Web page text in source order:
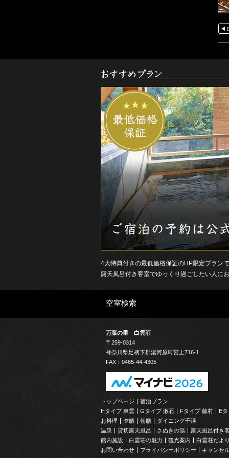
お
す
め
ご
宿
泊
プ
ラ
ン
4大特典付きの最低価格保証のHP限定プラン
露天風呂付き客室でゆっくり過ごしたい人に
空室検索
万葉の里 白雲荘
〒259-0314
神奈川県足柄下郡湯河原町宮上716-1
FAX：0465-44-4305
トップページ
宿泊プラン
Hタイプ 東雲
Gタイプ 漱石 Fタイプ 藤村
E
お料理
夕膳 朝膳
ダイニング千渓
温泉
貸切露天風呂 さぬきの湯
露天風呂付き
館内施設
白雲荘の魅力 観光案内
白雲荘だよ
お問い合わせ
プライバシーポリシー キャンセ